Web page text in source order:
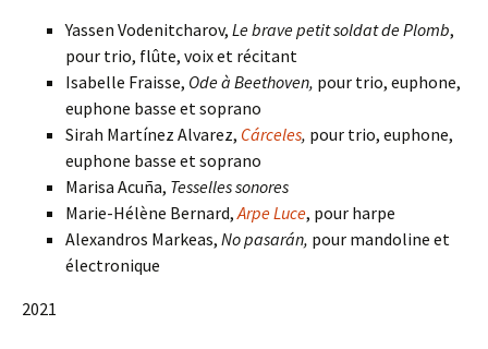
Yassen Vodenitcharov, Le brave petit soldat de Plomb,
pour trio, flûte, voix et récitant
Isabelle Fraisse, Ode à Beethoven, pour trio, euphone,
euphone basse et soprano
Sirah Martínez Alvarez, Cárceles, pour trio, euphone,
euphone basse et soprano
Marisa Acuña, Tesselles sonores
Marie-Hélène Bernard,Arpe Luce, pour harpe
Alexandros Markeas, No pasarán, pour mandoline et
électronique
2021